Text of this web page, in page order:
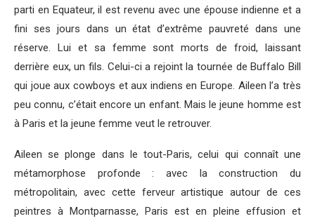
parti en Equateur, il est revenu avec une épouse indienne et a
fini ses jours dans un état d’extrême pauvreté dans une
réserve. Lui et sa femme sont morts de froid, laissant
derrière eux, un fils. Celui-ci a rejoint la tournée de Buffalo Bill
qui joue aux cowboys et aux indiens en Europe. Aileen l’a très
peu connu, c’était encore un enfant. Mais le jeune homme est
à Paris et la jeune femme veut le retrouver.
Aileen se plonge dans le tout-Paris, celui qui connaît une
métamorphose profonde : avec la construction du
métropolitain, avec cette ferveur artistique autour de ces
peintres à Montparnasse, Paris est en pleine effusion et